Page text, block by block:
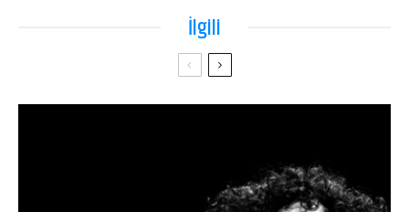
İlgili